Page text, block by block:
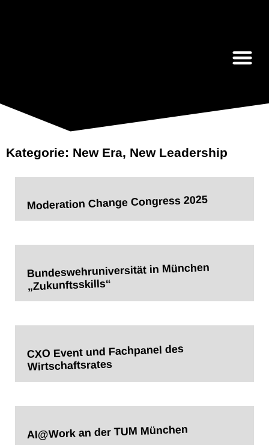
Kategorie: New Era, New Leadership
Moderation Change Congress 2025
Bundeswehruniversität in München
„Zukunftsskills“
CXO Event und Fachpanel des
Wirtschaftsrates
AI@Work an der TUM München